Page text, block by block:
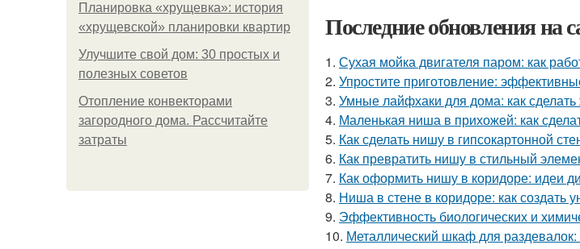
Планировка «хрущевка»: история
«хрущевской» планировки квартир
Улучшите свой дом: 30 простых и
полезных советов
Отопление конвекторами
загородного дома. Рассчитайте
затраты
Последние обновления на
1. Сухая мойка двигателя паром: как
2. Упростите приготовление:
3. Умные лайфхаки для дома: как
4. Маленькая ниша в прихожей: как
5. Как сделать нишу в гипсокартонной
6. Как превратить нишу в стильный
7. Как оформить нишу в коридоре: идеи
8. Ниша в стене в коридоре: как создать
9. Эффективность биологических и
10. Металлический шкаф для